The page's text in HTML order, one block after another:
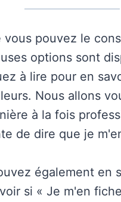
vous pouvez le
options sont
à lire pour en
Nous allons
à la fois
de dire que je
également en
si « Je m'en